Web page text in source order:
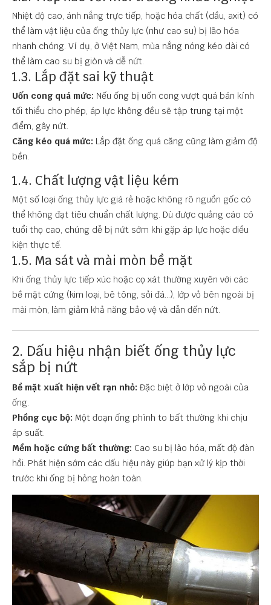
Nhiệt độ cao, ánh nắng trực tiếp, hoặc hóa chất (dầu, axit) có
thể làm vật liệu của ống thủy lực (như cao su) bị lão hóa
nhanh chóng. Ví dụ, ở Việt Nam, mùa nắng nóng kéo dài có
thể làm cao su bị giòn và dễ nứt.
1.3. Lắp đặt sai kỹ thuật
Uốn cong quá mức: Nếu ống bị uốn cong vượt quá bán kính
tối thiểu cho phép, áp lực không đều sẽ tập trung tại một
điểm, gây nứt.
Căng kéo quá mức: Lắp đặt ống quá căng cũng làm giảm độ
bền.
1.4. Chất lượng vật liệu kém
Một số loại ống thủy lực giá rẻ hoặc không rõ nguồn gốc có
thể không đạt tiêu chuẩn chất lượng. Dù được quảng cáo có
tuổi thọ cao, chúng dễ bị nứt sớm khi gặp áp lực hoặc điều
kiện thực tế.
1.5. Ma sát và mài mòn bề mặt
Khi ống thủy lực tiếp xúc hoặc cọ xát thường xuyên với các
bề mặt cứng (kim loại, bê tông, sỏi đá...), lớp vỏ bên ngoài bị
mài mòn, làm giảm khả năng bảo vệ và dẫn đến nứt.
2. Dấu hiệu nhận biết ống thủy lực
sắp bị nứt
Bề mặt xuất hiện vết rạn nhỏ: Đặc biệt ở lớp vỏ ngoài của
ống.
Phồng cục bộ: Một đoạn ống phình to bất thường khi chịu
áp suất.
Mềm hoặc cứng bất thường: Cao su bị lão hóa, mất độ đàn
hồi. Phát hiện sớm các dấu hiệu này giúp bạn xử lý kịp thời
trước khi ống bị hỏng hoàn toàn.